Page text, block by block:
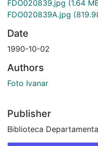
FDO020839.jpg (1.64
FDO020839A.jpg
Date
1990-10-02
Authors
Foto Ivanar
Publisher
Biblioteca